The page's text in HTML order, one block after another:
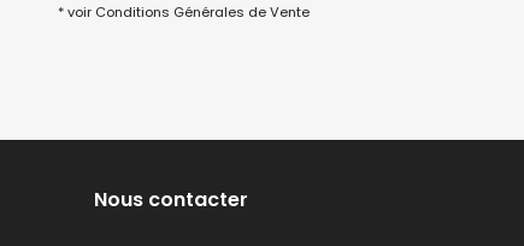
* voir Conditions Générales de Vente
Nous contacter